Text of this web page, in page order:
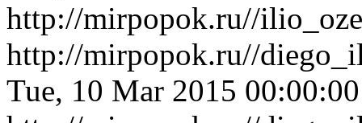
http://mirpopok.ru//
http://mirpopok.ru//
Tue, 10 Mar 2015